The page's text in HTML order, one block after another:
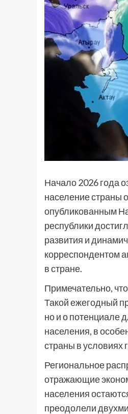
Начало 2026 года
население страны
опубликованным
республики
развития и
корреспондентом
в стране.
Примечательно,
Такой ежегодный
но и о потенциале
населения, в
страны в условиях
Региональное
отражающие
населения
преодолели